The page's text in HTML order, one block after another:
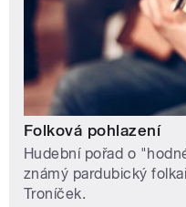
Folková pohlazení
Hudební pořad o
známý pardubický
Troníček.